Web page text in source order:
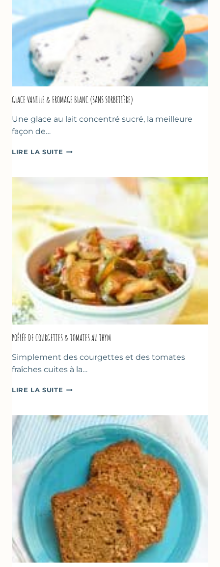
GLACE VANILLE & FROMAGE BLANC (SANS SORBETIÈRE)
Une glace au lait concentré sucré, la meilleure
façon de…
LIRE LA SUITE GLACE
POÊLÉE DE COURGETTES & TOMATES AU THYM
Simplement des courgettes et des tomates
fraîches cuites à la…
LIRE LA SUITE POÊLÉE
&
TOMATES
AU
THYM